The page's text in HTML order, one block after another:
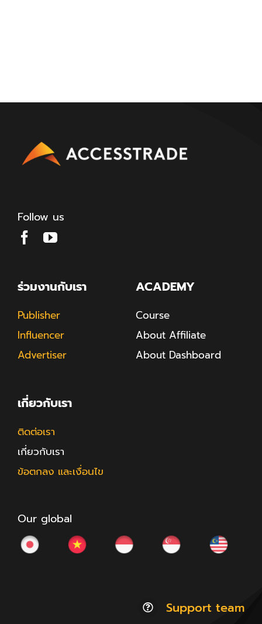
Follow us
ร่วมงานกับเรา
Publisher
Influencer
Advertiser
ACADEMY
Course
About Affiliate
About Dashboard
เกี่ยวกับเรา
ติดต่อเรา
เกี่ยวกับเรา
ข้อตกลง และเงื่อนไข
Our global
Support team